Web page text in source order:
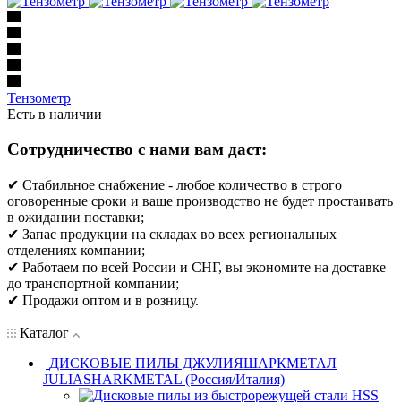
Тензометр
Есть в наличии
Сотрудничество с нами вам даст:
✔ Стабильное снабжение - любое количество в строго
оговоренные сроки и ваше производство не будет простаивать
в ожидании поставки;
✔ Запас продукции на складах во всех региональных
отделениях компании;
✔ Работаем по всей России и СНГ, вы экономите на доставке
до транспортной компании;
✔ Продажи оптом и в розницу.
Каталог
ДИСКОВЫЕ ПИЛЫ ДЖУЛИЯШАРКМЕТАЛ
JULIASHARKMETAL (Россия/Италия)